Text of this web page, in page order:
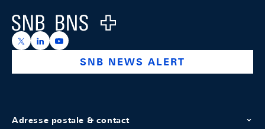
Logo
https://x.com/snb_bns
https://ch.linkedin.com/company/swiss-national-
https://www.youtube.com/@swissnationalbank
SNB NEWS ALERT
Adresse postale & contact